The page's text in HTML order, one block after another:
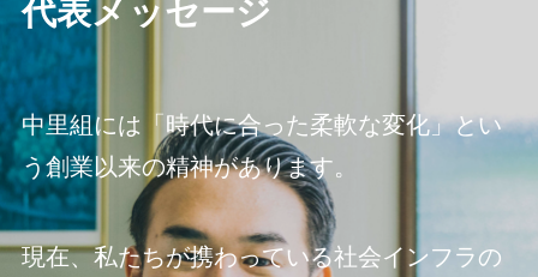
代表メッセージ
中里組には「時代に合った柔軟な変化」とい
う創業以来の精神があります。
現在、私たちが携わっている社会インフラの